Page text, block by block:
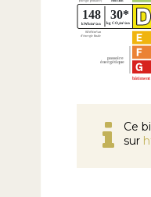
Ce
sur